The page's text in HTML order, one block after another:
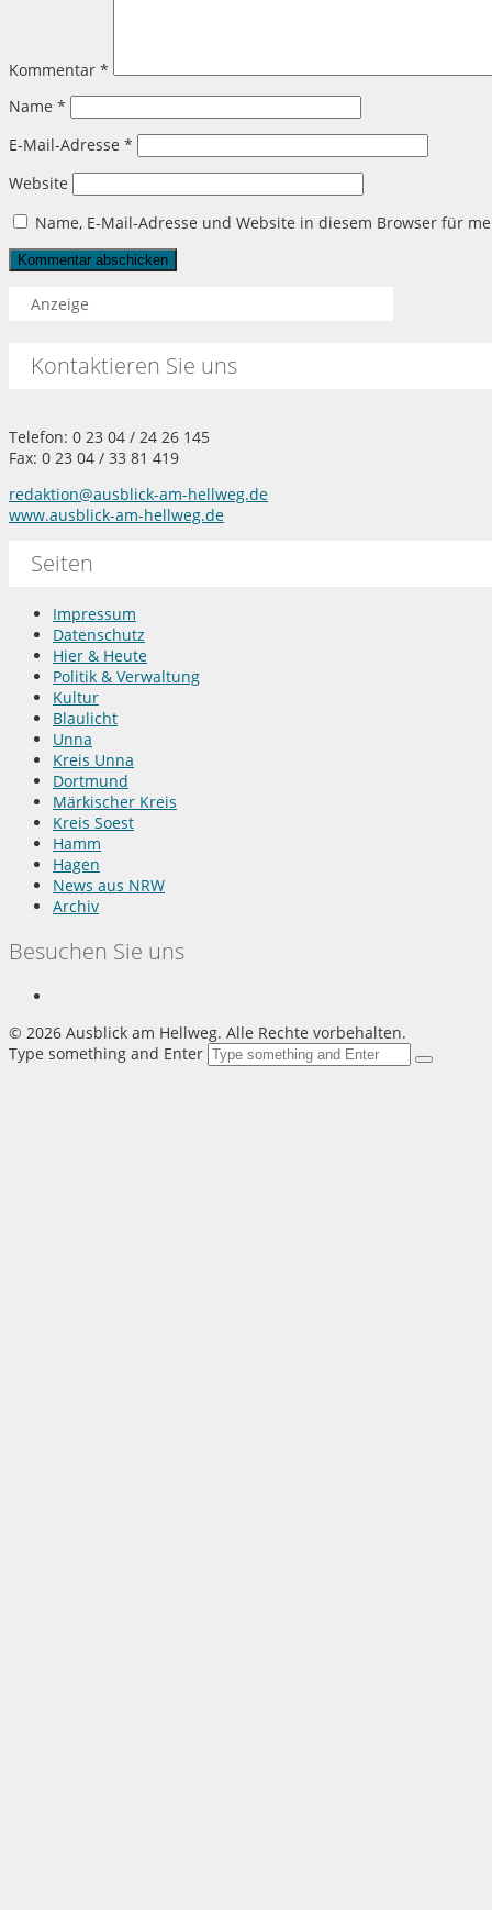
Kommentar *
Name *
E-Mail-Adresse *
Website
Name, E-Mail-Adresse und Website in diesem Browser für
Anzeige
Kontaktieren Sie uns
Telefon: 0 23 04 / 24 26 145
Fax: 0 23 04 / 33 81 419
redaktion@ausblick-am-hellweg.de
www.ausblick-am-hellweg.de
Seiten
Impressum
Datenschutz
Hier & Heute
Politik & Verwaltung
Kultur
Blaulicht
Unna
Kreis Unna
Dortmund
Märkischer Kreis
Kreis Soest
Hamm
Hagen
News aus NRW
Archiv
Besuchen Sie uns
© 2026 Ausblick am Hellweg. Alle Rechte vorbehalten.
Type something and Enter